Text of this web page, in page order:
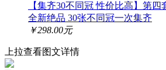
【集齐30不同冠 性价比高】第
全新绝品 30张不同冠一次集齐
￥298.00元
上拉查看图文详情